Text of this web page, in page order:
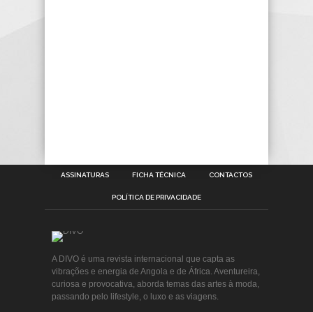
ASSINATURAS FICHA TÉCNICA CONTACTOS
POLÍTICA DE PRIVACIDADE
A DIVO é uma revista internacional que capta as
vibrações e energia de Angola e de África. Aventureira,
curiosa e provocativa, aborda temas das artes à moda,
passando pelo lifestyle, o luxo e as viagens.